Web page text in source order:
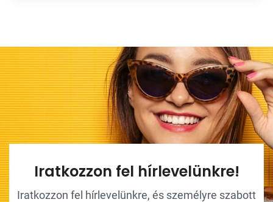
Iratkozzon fel hírlevelünkre!
Iratkozzon fel hírlevelünkre, és személyre szabott